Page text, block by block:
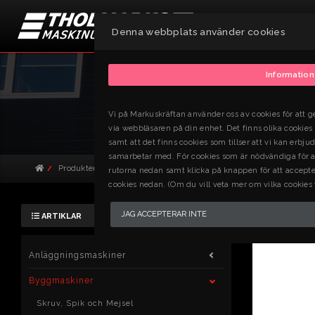
Produkter Byggmaskiner Borr- och bilningsmaskiner
ARTIKLAR
Anläggningsmaskiner
Byggmaskiner
Skruv, Spik och Mejsel
BORR-
Denna webbplats använder cookies
Information
Vi på Markuskräftan använder oss av cookies för
via webbläsaren på din enhet. Det finns olika
samt att det finns cookies som tillser att vi kan
samarbetar med. För cookies som är nödvändiga
rutorna nedan samt klicka på knappen för att
cookies nedan. (Om du vill veta mer om vilka
JAG ACCEPTERAR INTE